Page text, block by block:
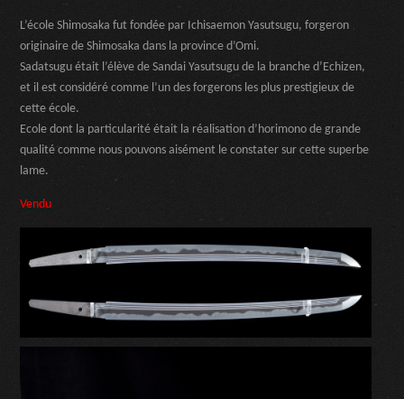
L’école Shimosaka fut fondée par Ichisaemon Yasutsugu, forgeron
originaire de Shimosaka dans la province d’Omi.
Sadatsugu était l’élève de Sandai Yasutsugu de la branche d’Echizen,
et il est considéré comme l’un des forgerons les plus prestigieux de
cette école.
Ecole dont la particularité était la réalisation d’horimono de grande
qualité comme nous pouvons aisément le constater sur cette superbe
lame.
Vendu